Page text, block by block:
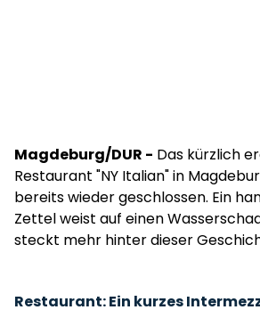
Magdeburg/DUR - Das kürzlich
Restaurant "NY Italian" in
bereits wieder geschlossen. Ein
Zettel weist auf einen
steckt mehr hinter dieser
Restaurant: Ein kurzes